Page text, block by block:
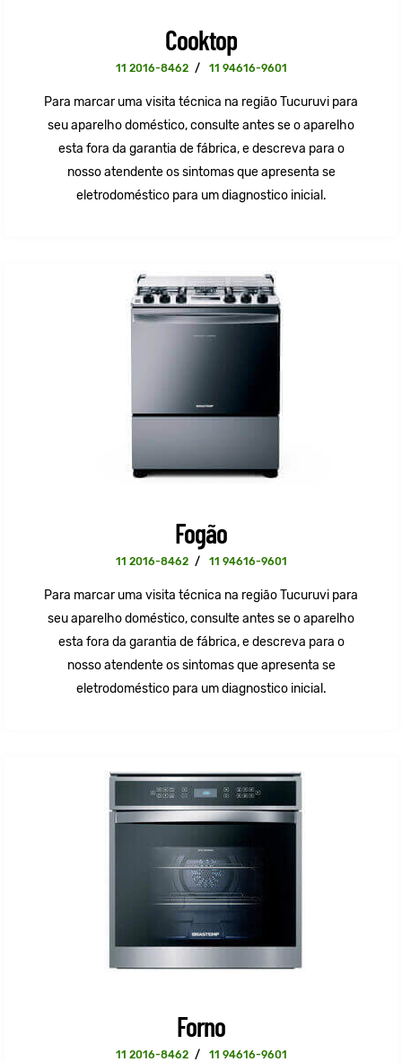
Cooktop
11 2016-8462 / 11 94616-9601
Para marcar uma visita técnica na região Tucuruvi para
seu aparelho doméstico, consulte antes se o aparelho
esta fora da garantia de fábrica, e descreva para o
nosso atendente os sintomas que apresenta se
eletrodoméstico para um diagnostico inicial.
Fogão
11 2016-8462 / 11 94616-9601
Para marcar uma visita técnica na região Tucuruvi para
seu aparelho doméstico, consulte antes se o aparelho
esta fora da garantia de fábrica, e descreva para o
nosso atendente os sintomas que apresenta se
eletrodoméstico para um diagnostico inicial.
Forno
11 2016-8462 / 11 94616-9601